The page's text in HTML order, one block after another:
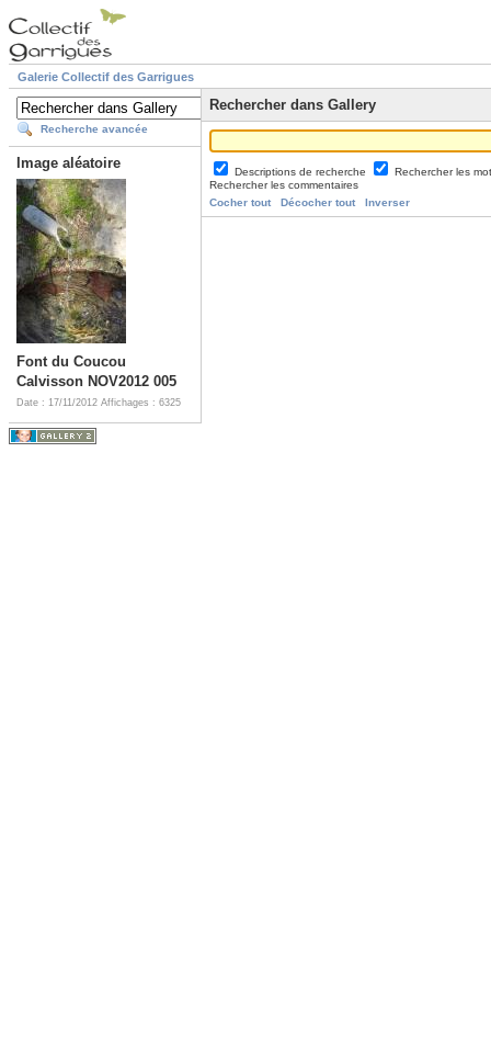
Galerie Collectif des Garrigues
Recherche avancée
Image aléatoire
Font du Coucou
Calvisson NOV2012 005
Date : 17/11/2012 Affichages : 6325
Rechercher dans Gallery
Descriptions de recherche
Rechercher les
Rechercher les commentaires
Cocher tout
Décocher tout Inverser